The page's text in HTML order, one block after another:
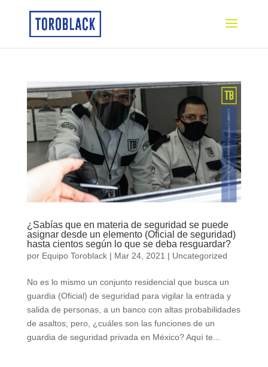
¿Sabías que en materia de seguridad se puede
asignar desde un elemento (Oficial de seguridad)
hasta cientos según lo que se deba resguardar?
por Equipo Toroblack| Mar 24, 2021 | Uncategorized
No es lo mismo un conjunto residencial que busca un
guardia (Oficial) de seguridad para vigilar la entrada y
salida de personas, a un banco con altas probabilidades
de asaltos; pero, ¿cuáles son las funciones de un
guardia de seguridad privada en México? Aquí te...